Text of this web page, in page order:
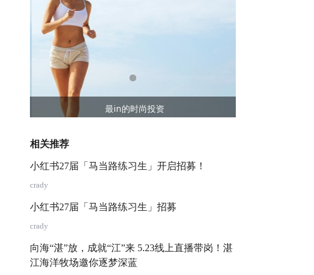
最in的时尚投资
相关推荐
小红书27届「马当路练习生」开启招募！
crady
小红书27届「马当路练习生」招募
crady
向海“湛”放，成就“江”来 5.23线上直播带岗！湛
江海洋牧场邀你逐梦深蓝